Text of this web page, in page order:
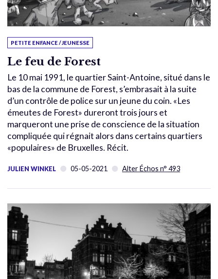
PETITE ENFANCE / JEUNESSE
Le feu de Forest
Le 10 mai 1991, le quartier Saint-Antoine, situé dans le
bas de la commune de Forest, s’embrasait à la suite
d’un contrôle de police sur un jeune du coin. «Les
émeutes de Forest» dureront trois jours et
marqueront une prise de conscience de la situation
compliquée qui régnait alors dans certains quartiers
«populaires» de Bruxelles. Récit.
JULIEN WINKEL 05-05-2021 Alter Échos n° 493